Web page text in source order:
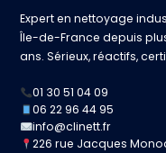
Expert en nettoyage
Île-de-France depuis
ans. Sérieux, réactifs,
01 30 51 04 09
06 22 96 44 95
info@clinett.fr
226 rue Jacques